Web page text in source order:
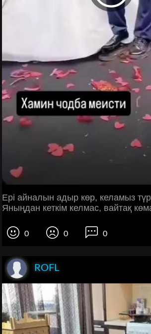
Ері айналын адыр көр, келамыз
Яныңдан кеткім келмас, вайтақ
0 0 0
ROFL